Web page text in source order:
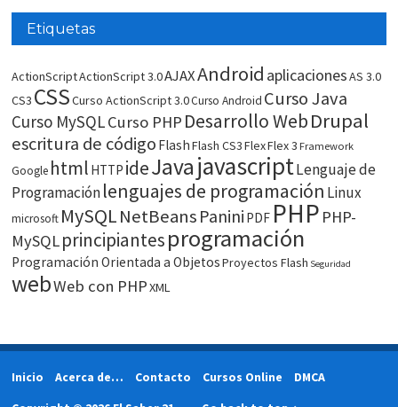
Etiquetas
ActionScriptActionScript 3.0AJAXAndroid aplicacionesAS 3.0
CS3 CSSCurso ActionScript 3.0Curso Android Curso Java
Curso MySQLCurso PHP Desarrollo WebDrupal
escritura de código FlashFlash CS3FlexFlex 3 Framework
Google html HTTP ideJavajavascriptLenguaje de
Programaciónlenguajes de programación Linux
microsoft MySQLNetBeans Panini PDF PHP PHP-
MySQLprincipiantesprogramación
Programación Orientada a ObjetosProyectos Flash Seguridad
webWeb con PHPXML
Inicio Acerca de… Contacto Cursos Online
DMCA